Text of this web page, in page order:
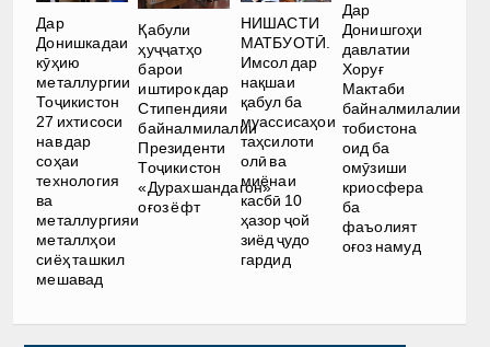
Дар
Донишкадаи
кӯҳию
металлургии
Тоҷикистон
27 ихтисоси
нав дар
соҳаи
технология
ва
металлургияи
металлҳои
сиёҳ ташкил
мешавад
Қабули
ҳуҷҷатҳо
барои
иштирок дар
Стипендияи
байналмилалии
Президенти
Тоҷикистон
«Дурахшандагон»
оғоз ёфт
НИШАСТИ
МАТБУОТӢ.
Имсол дар
нақшаи
қабул ба
муассисаҳои
таҳсилоти
олӣ ва
миёнаи
касбӣ 10
ҳазор ҷой
зиёд ҷудо
гардид
Дар
Донишгоҳи
давлатии
Хоруғ
Мактаби
байналмилалии
тобистона
оид ба
омӯзиши
криосфера
ба
фаъолият
оғоз намуд